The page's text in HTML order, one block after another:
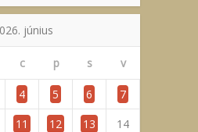
június
c p s v
4 5 6
7
11 12 13
14